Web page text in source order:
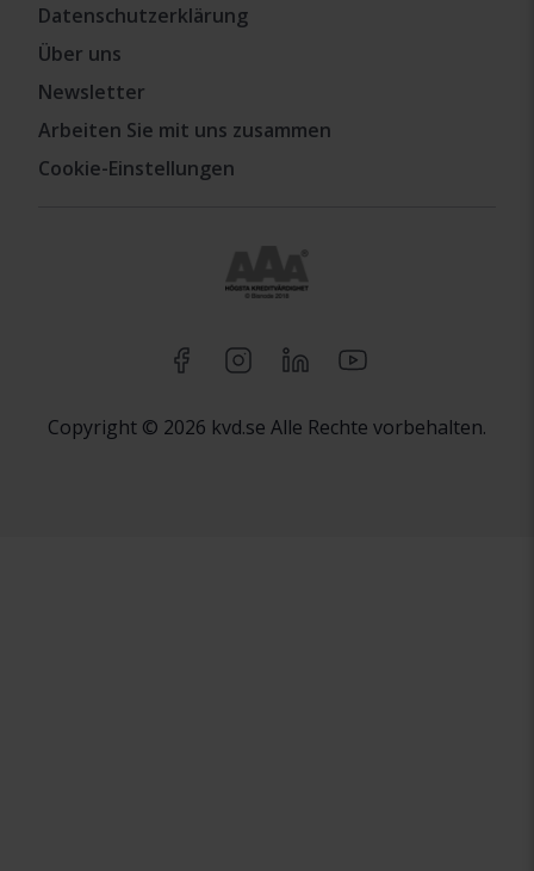
Datenschutzerklärung
Über uns
Newsletter
Arbeiten Sie mit uns zusammen
Cookie-Einstellungen
Copyright © 2026 kvd.se Alle Rechte vorbehalten.